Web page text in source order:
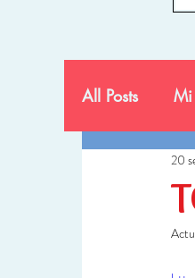
All Posts Mi
Ciencia y
20